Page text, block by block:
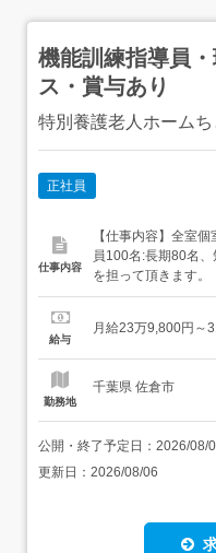
機能訓練指導員
ス・賞与あり
特別養護老人ホーム
正社員
仕事内容
【仕事内容】全室
員100名:長期80名
を担って頂きます。
作成、及び機能訓練
議、サービス担当者
給与
月給23万9,800円～
勤務地
千葉県 佐倉市
公開・終了予定日： 2026/08/
更新日： 2026/08/06